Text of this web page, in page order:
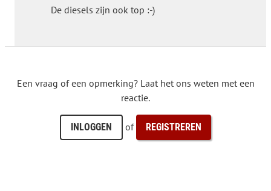
De diesels zijn ook top :-)
Een vraag of een opmerking? Laat het ons weten met een
reactie.
INLOGGEN of REGISTREREN